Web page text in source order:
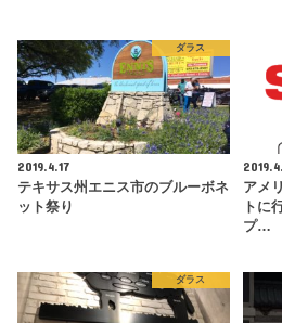
ダラス
2019.4.17
テキサス州エニス市のブルーボネ
ット祭り
アメ
トに
プ…
ダラス